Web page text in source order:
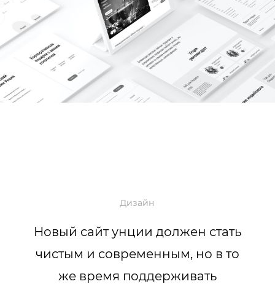
Дизайн
Новый сайт унции должен стать
чистым и современным, но в то
же время поддерживать